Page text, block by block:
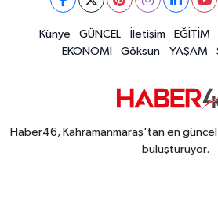
Kahramanmaraş'ta Tarım
20:02 |Kahramanmaraş'ta 5
Künye GÜNCEL İletişim EĞİTİM
EKONOMİ
Göksun YAŞAM
Haber46, Kahramanmaraş'tan en
buluşturuyor.